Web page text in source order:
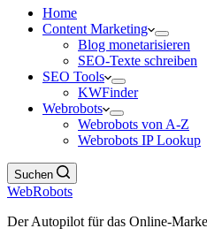
Home
Content Marketing
Blog monetarisieren
SEO-Texte schreiben
SEO Tools
KWFinder
Webrobots
Webrobots von A-Z
Webrobots IP Lookup
Suchen
WebRobots
Der Autopilot für das Online-